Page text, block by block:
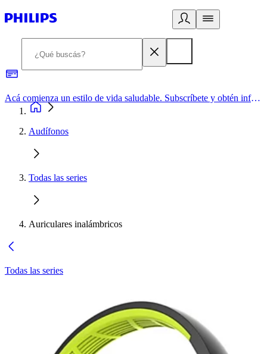
Acá comienza un estilo de vida saludable. Subscríbete y obtén información de primera mano
Audífonos
Todas las series
Auriculares inalámbricos
Todas las series